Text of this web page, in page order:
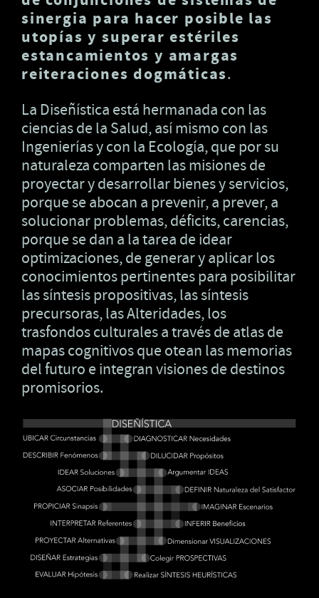
sinergia para hacer posible las
utopías y superar estériles
estancamientos y amargas
reiteraciones dogmáticas.
La Diseñística está hermanada con las
ciencias de la Salud, así mismo con las
Ingenierías y con la Ecología, que por su
naturaleza comparten las misiones de
proyectar y desarrollar bienes y servicios,
porque se abocan a prevenir, a prever, a
solucionar problemas, déficits, carencias,
porque se dan a la tarea de idear
optimizaciones, de generar y aplicar los
conocimientos pertinentes para posibilitar
las síntesis propositivas, las síntesis
precursoras, las Alteridades, los
trasfondos culturales a través de atlas de
mapas cognitivos que otean las memorias
del futuro e integran visiones de destinos
promisorios.